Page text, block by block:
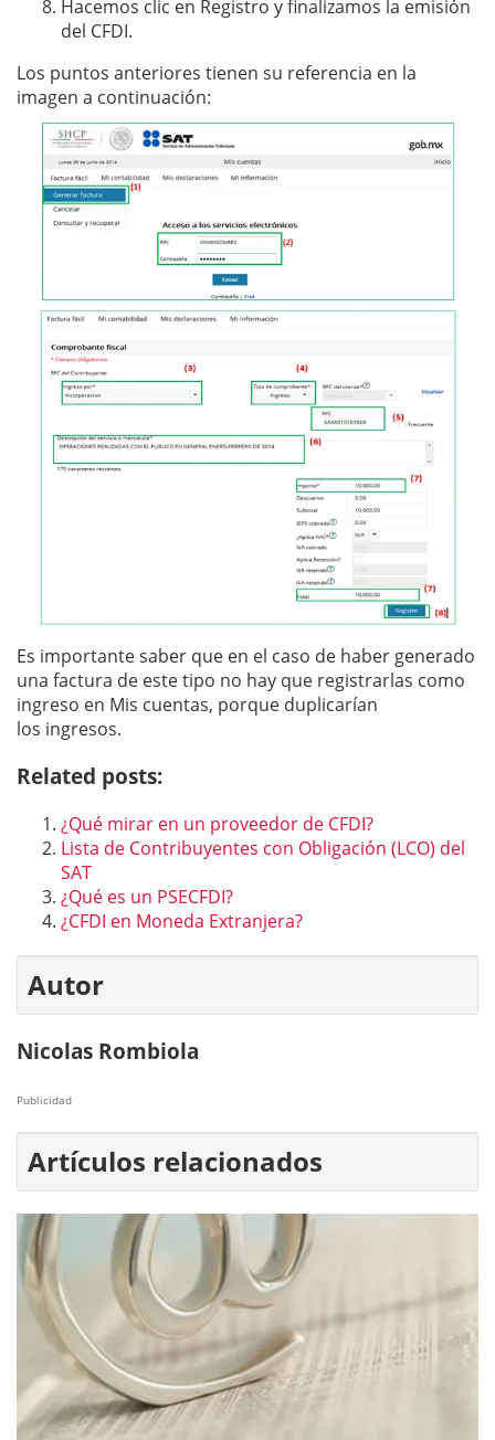
Hacemos clic en Registro y finalizamos la emisión
del CFDI.
Los puntos anteriores tienen su referencia en la
imagen a continuación:
Es importante saber que en el caso de haber generado
una factura de este tipo no hay que registrarlas como
ingreso en Mis cuentas, porque duplicarían
los ingresos.
Related posts:
¿Qué mirar en un proveedor de CFDI?
Lista de Contribuyentes con Obligación (LCO) del
SAT
¿Qué es un PSECFDI?
¿CFDI en Moneda Extranjera?
Autor
Nicolas Rombiola
Publicidad
Artículos relacionados